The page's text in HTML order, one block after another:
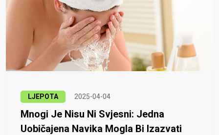
LJEPOTA 2025-04-04
Mnogi Je Nisu Ni Svjesni: Jedna
Uobičajena Navika Mogla Bi Izazvati